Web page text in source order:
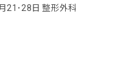
21･28日 整形外科 休診/担